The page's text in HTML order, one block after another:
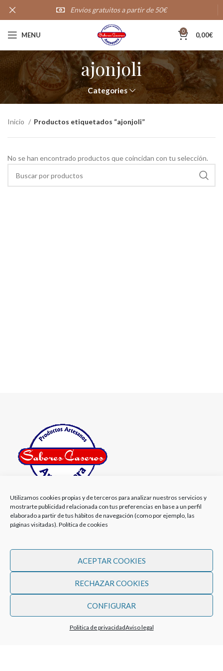
Utilizamos cookies propias y de terceros para analizar nuestros servicios y
mostrarte publicidad relacionada con tus preferencias en base a un perfil
elaborado a partir de tus hábitos de navegación (como por ejemplo, las
páginas visitadas). Política de cookies
ACEPTAR COOKIES
RECHAZAR COOKIES
CONFIGURAR
Politica de privacidadAviso legal
MENU 0 0,00€
ajonjoli
Categories
Inicio Productos etiquetados “ajonjoli”
No se han encontrado productos que coincidan con tu selección.
Sabores Caseros es una empresa de carácter familiar,
ubicada en el corazón de Andalucía.
Correo Electrónico: pedidos@saborescaseros.com
PRODUCTOS
MI CUENTA
Envíos gratuitos a partir de 50€
20,000+Clientes satisfechos